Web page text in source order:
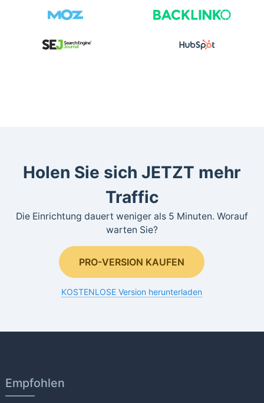
Holen Sie sich JETZT mehr
Traffic
Die Einrichtung dauert weniger als 5 Minuten. Worauf
warten Sie?
PRO-VERSION KAUFEN
KOSTENLOSE Version herunterladen
Empfohlen